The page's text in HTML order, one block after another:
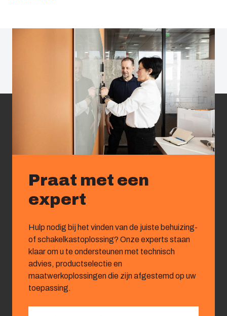
Praat met een
expert
Hulp nodig bij het vinden van de juiste behuizing-
of schakelkastoplossing? Onze experts staan
klaar om u te ondersteunen met technisch
advies, productselectie en
maatwerkoplossingen die zijn afgestemd op uw
toepassing.